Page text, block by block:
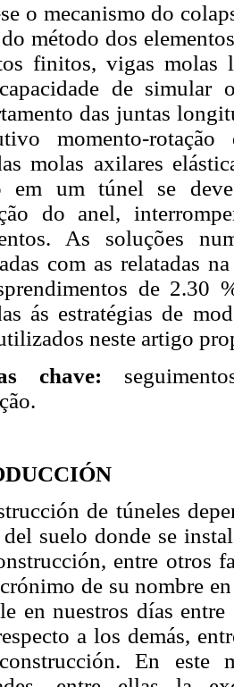
o mecanismo do
método dos
finitos, vigas molas
de simular
das juntas
momento-
molas axilares
em um túnel se
do anel,
As soluções
com as relatadas
de 2.30
ás estratégias de
neste artigo
chave:
de túneles
suelo donde se
entre otros
de su nombre
en nuestros días
a los demás,
En este